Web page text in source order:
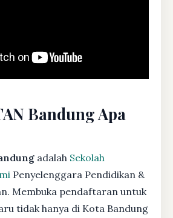
Bandung Apa
adalah Sekolah
Penyelenggara Pendidikan &
Membuka pendaftaran untuk
tidak hanya di Kota Bandung